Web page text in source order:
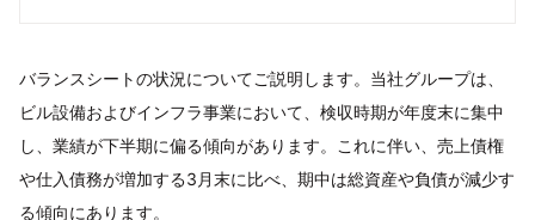
バランスシートの状況についてご説明します。当社グループは、
ビル設備およびインフラ事業において、検収時期が年度末に集中
し、業績が下半期に偏る傾向があります。これに伴い、売上債権
や仕入債務が増加する3月末に比べ、期中は総資産や負債が減少す
る傾向にあります。